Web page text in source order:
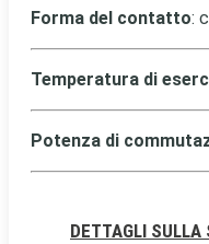
Forma del contatto:
Temperatura di
Potenza di
DETTAGLI SULLA